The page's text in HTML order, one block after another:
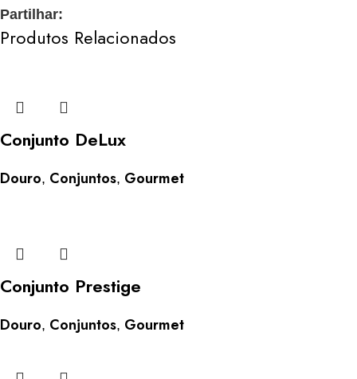
Partilhar:
Produtos Relacionados
Conjunto DeLux
Douro, Conjuntos, Gourmet
Conjunto Prestige
Douro, Conjuntos, Gourmet